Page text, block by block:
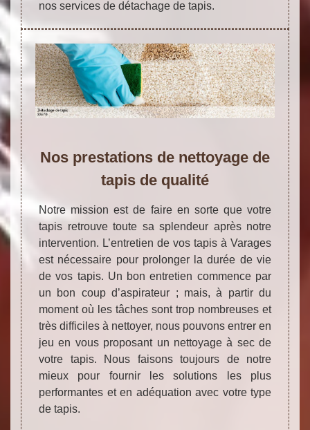
nos services de détachage de tapis.
Nos prestations de nettoyage de
tapis de qualité
Notre mission est de faire en sorte que votre
tapis retrouve toute sa splendeur après notre
intervention. L’entretien de vos tapis à Varages
est nécessaire pour prolonger la durée de vie
de vos tapis. Un bon entretien commence par
un bon coup d’aspirateur ; mais, à partir du
moment où les tâches sont trop nombreuses et
très difficiles à nettoyer, nous pouvons entrer en
jeu en vous proposant un nettoyage à sec de
votre tapis. Nous faisons toujours de notre
mieux pour fournir les solutions les plus
performantes et en adéquation avec votre type
de tapis.